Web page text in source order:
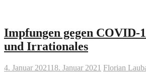
Impfungen gegen COVID-
und Irrationales
4. Januar 202118. Januar 2021 Florian